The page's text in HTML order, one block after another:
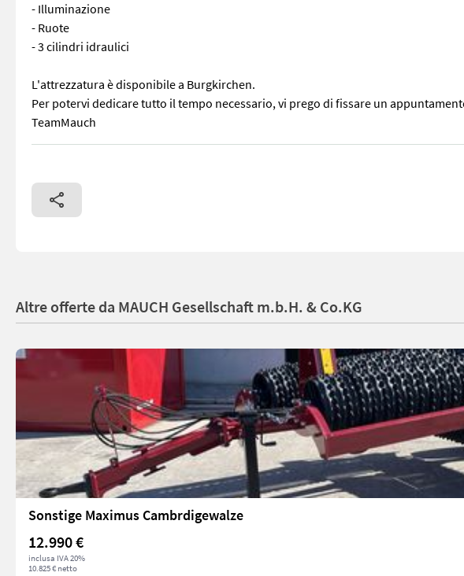
- Illuminazione
- Ruote
- 3 cilindri idraulici
L'attrezzatura è disponibile a Burgkirchen.
Per potervi dedicare tutto il tempo necessario, vi prego di fissare un
TeamMauch
Dotazione: - Anelli da 530 mm - Colore rosso vino - Chiusura idraulica - Piede
Altre offerte da MAUCH Gesellschaft m.b.H. & Co.KG
Sonstige Maximus Cambrdigewalze
12.990 €
inclusa IVA 20%
10.825 € netto